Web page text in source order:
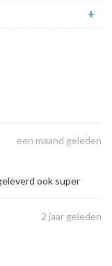
+
een maand geleden
ook super
2 jaar geleden